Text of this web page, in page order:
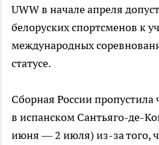
UWW в начале апреля
белоруских спортсменов к
международных
статусе.
Сборная России
в испанском Сантьяго-де-
июня — 2 июля) из-за того,